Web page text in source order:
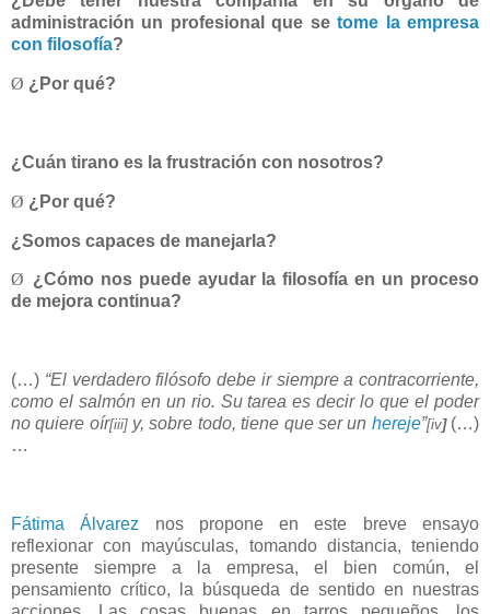
administración un profesional que setome la empresa
con filosofía?
Ø ¿Por qué?
¿Cuán tirano es la frustración con nosotros?
Ø ¿Por qué?
¿Somos capaces de manejarla?
Ø ¿Cómo nos puede ayudar la filosofía en un proceso
de mejora continua?
(…) “El verdadero filósofo debe ir siempre a contracorriente,
como el salmón en un rio. Su tarea es decir lo que el poder
no quiere oír[iii] y, sobre todo, tiene que ser un hereje”[iv](…)
…
Fátima Álvarez nos propone en este breve ensayo
reflexionar con mayúsculas, tomando distancia, teniendo
presente siempre a la empresa, el bien común, el
pensamiento crítico, la búsqueda de sentido en nuestras